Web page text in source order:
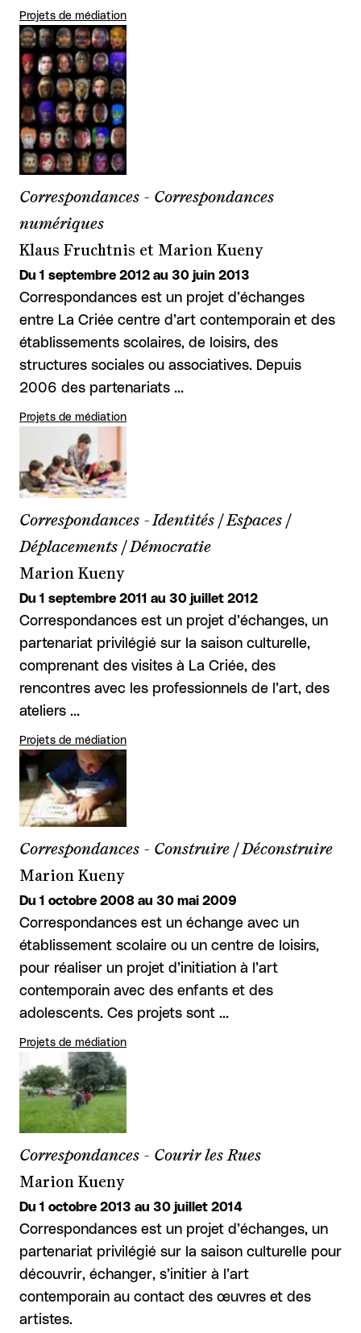
Projets de médiation
Correspondances - Correspondances
numériques
Klaus Fruchtnis et Marion Kueny
Du 1 septembre 2012 au 30 juin 2013
Correspondances est un projet d’échanges
entre La Criée centre d’art contemporain et des
établissements scolaires, de loisirs, des
structures sociales ou associatives. Depuis
2006 des partenariats …
Projets de médiation
Correspondances - Identités / Espaces /
Déplacements / Démocratie
Marion Kueny
Du 1 septembre 2011 au 30 juillet 2012
Correspondances est un projet d’échanges, un
partenariat privilégié sur la saison culturelle,
comprenant des visites à La Criée, des
rencontres avec les professionnels de l’art, des
ateliers …
Projets de médiation
Correspondances - Construire / Déconstruire
Marion Kueny
Du 1 octobre 2008 au 30 mai 2009
Correspondances est un échange avec un
établissement scolaire ou un centre de loisirs,
pour réaliser un projet d’initiation à l’art
contemporain avec des enfants et des
adolescents. Ces projets sont …
Projets de médiation
Correspondances - Courir les Rues
Marion Kueny
Du 1 octobre 2013 au 30 juillet 2014
Correspondances est un projet d’échanges, un
partenariat privilégié sur la saison culturelle pour
découvrir, échanger, s’initier à l’art
contemporain au contact des œuvres et des
artistes.